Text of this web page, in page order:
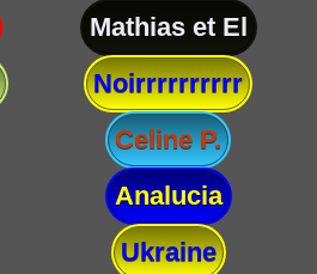
Mathias et El
Noirrrrrrrrrr
Celine P.
Analucia
Ukraine